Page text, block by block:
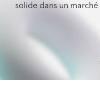
solide dans un